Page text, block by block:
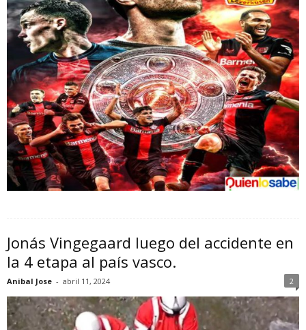
Jonás Vingegaard luego del accidente en
la 4 etapa al país vasco.
Anibal Jose - abril 11, 2024 2